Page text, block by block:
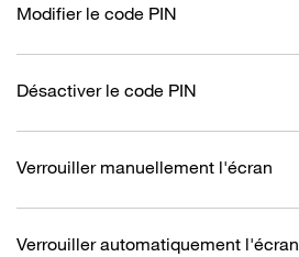
Modifier le code PIN
Désactiver le code PIN
Verrouiller manuellement l'écran
Verrouiller automatiquement l'écran